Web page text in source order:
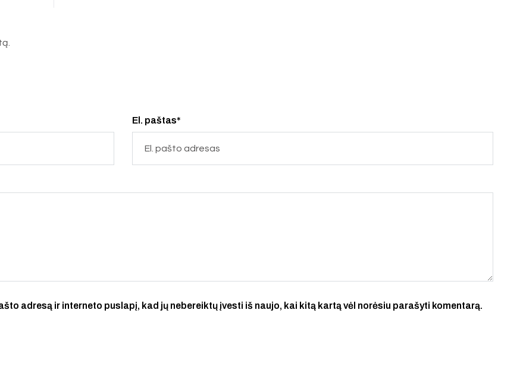
El. paštas*
adresą ir interneto puslapį, kad jų nebereiktų įvesti iš naujo, kai kitą kartą vėl norėsiu parašyti komentarą.